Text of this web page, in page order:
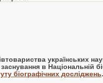
українських
в Національній
біографічних досліджень.